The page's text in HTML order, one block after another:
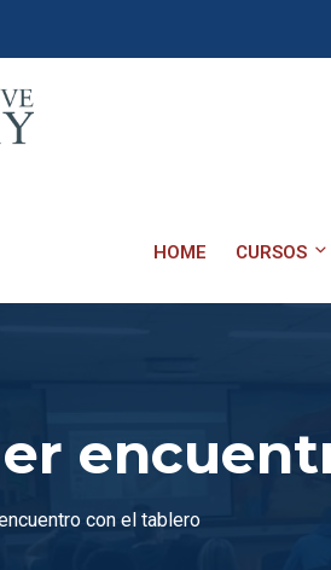
HOME CURSOS
con el tablero